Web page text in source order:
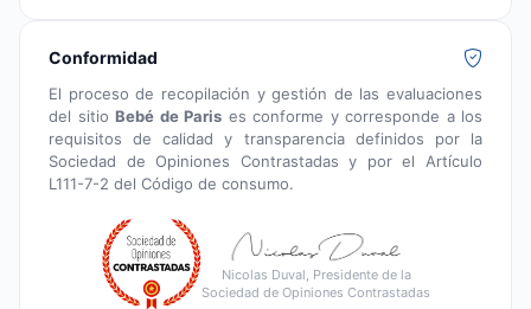
Conformidad
El proceso de recopilación y gestión de las evaluaciones
del sitio Bebé de Paris es conforme y corresponde a los
requisitos de calidad y transparencia definidos por la
Sociedad de Opiniones Contrastadas y por el Artículo
L111-7-2 del Código de consumo.
Nicolas Duval, Presidente de la
Sociedad de Opiniones Contrastadas